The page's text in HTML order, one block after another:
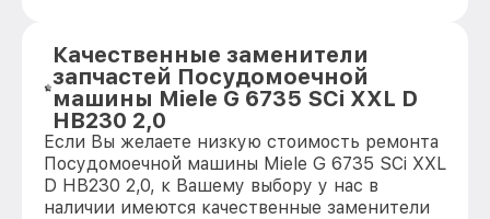
Качественные заменители
запчастей Посудомоечной
машины Miele G 6735 SCi XXL D
HB230 2,0
Если Вы желаете низкую стоимость ремонта
Посудомоечной машины Miele G 6735 SCi XXL
D HB230 2,0, к Вашему выбору у нас в
наличии имеются качественные заменители